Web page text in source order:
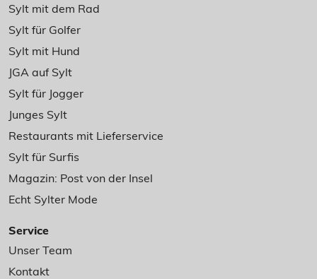
Sylt mit dem Rad
Sylt für Golfer
Sylt mit Hund
JGA auf Sylt
Sylt für Jogger
Junges Sylt
Restaurants mit Lieferservice
Sylt für Surfis
Magazin: Post von der Insel
Echt Sylter Mode
Service
Unser Team
Kontakt